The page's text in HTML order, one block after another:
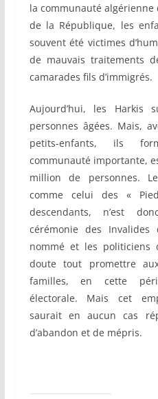
la communauté algérienne
de la République, les
souvent été victimes
de mauvais traitements
camarades fils d’immigrés.
Aujourd’hui, les Harkis
personnes âgées. Mais,
petits-enfants, ils
communauté importante,
million de personnes.
comme celui des «
descendants, n’est
cérémonie des
nommé et les politiciens
doute tout promettre
familles, en cette
électorale. Mais cet
saurait en aucun cas
d’abandon et de mépris.